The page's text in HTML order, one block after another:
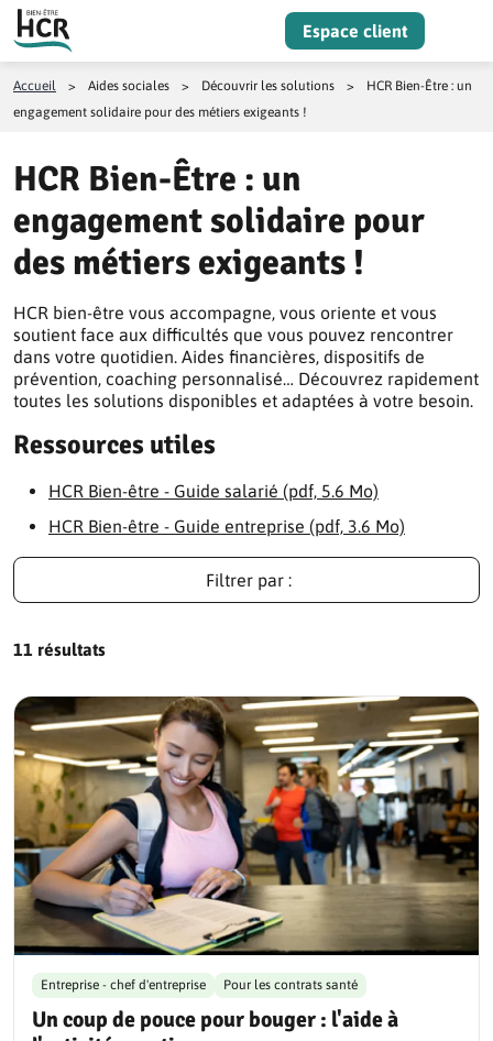
Aller au contenu
Espace client
Accueil > Aides sociales > Découvrir les solutions >
HCR Bien-Être : un
engagement solidaire pour des métiers exigeants !
HCR Bien-Être : un
engagement solidaire pour
des métiers exigeants !
HCR bien-être vous accompagne, vous oriente et vous
soutient face aux difficultés que vous pouvez rencontrer
dans votre quotidien. Aides financières, dispositifs de
prévention, coaching personnalisé… Découvrez rapidement
toutes les solutions disponibles et adaptées à votre besoin.
Ressources utiles
HCR Bien-être - Guide salarié (pdf, 5.6 Mo)
HCR Bien-être - Guide entreprise (pdf, 3.6 Mo)
Filtrer par :
11 résultats
Un coup de pouce pour bouger : l'aide à
Entreprise - chef d'entreprise Pour les contrats santé